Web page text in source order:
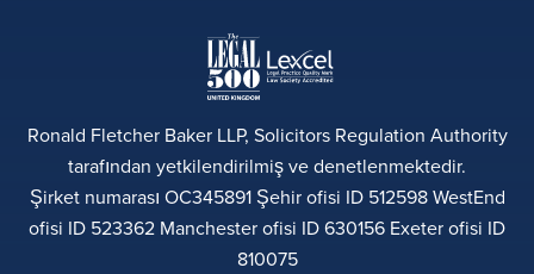
Ronald Fletcher Baker LLP, Solicitors Regulation Authority
tarafından yetkilendirilmiş ve denetlenmektedir.
Şirket numarası OC345891 Şehir ofisi ID 512598 WestEnd
ofisi ID 523362 Manchester ofisi ID 630156 Exeter ofisi ID
810075